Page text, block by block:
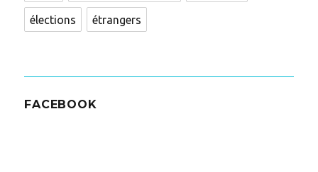
élections étrangers
FACEBOOK